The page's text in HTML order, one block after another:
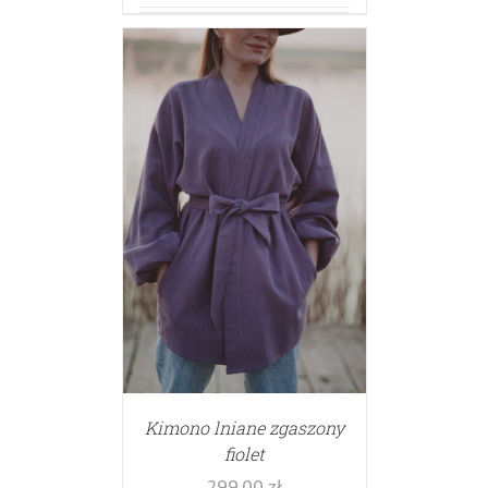
Kimono lniane zgaszony
fiolet